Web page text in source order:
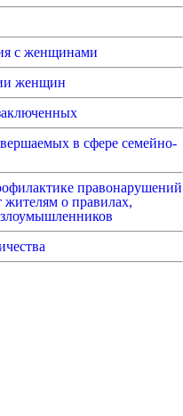
с женщинами
женщин
в сфере семейно-
правонарушений
о правилах,